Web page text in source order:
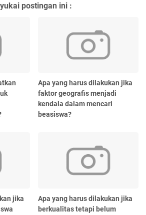
postingan ini :
Apa yang harus dilakukan jika
faktor geografis menjadi
kendala dalam mencari
beasiswa?
jika
Apa yang harus dilakukan jika
berkualitas tetapi belum